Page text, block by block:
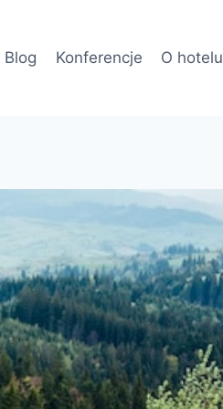
Blog Konferencje O hotelu